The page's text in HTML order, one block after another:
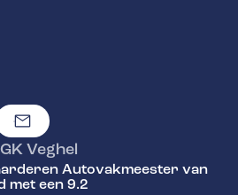
Veghel
Autovakmeester van
met een 9.2